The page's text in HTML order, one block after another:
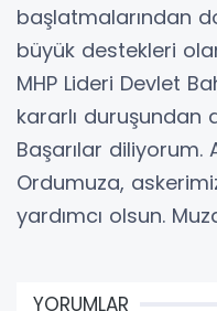
başlatmalarından
büyük destekleri
MHP Lideri Devlet
kararlı duruşundan
Başarılar diliyorum.
Ordumuza,
yardımcı olsun.
YORUMLAR